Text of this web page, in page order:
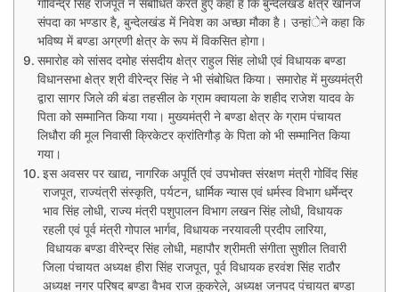
गोविन्द्र सिंह राजपूत ने संबोधित करते हुए कहा है कि बुन्देलखंड क्षेत्र खनिज
संपदा का भण्डार है, बुन्देलखंड में निवेश का अच्छा मौका है। उन्हांेने कहा कि
भविष्य में बण्डा अग्रणी क्षेत्र के रूप में विकसित होगा।
समारोह को सांसद दमोह संसदीय क्षेत्र राहुल सिंह लोधी एवं विधायक बण्डा
विधानसभा क्षेत्र श्री वीरेन्द्र सिंह ने भी संबोधित किया। समारोह में मुख्यमंत्री
द्वारा सागर जिले की बंडा तहसील के ग्राम क्वायला के शहीद राजेश यादव के
पिता को सम्मानित किया गया। मुख्यमंत्री ने बण्डा क्षेत्र के ग्राम पंचायत
लिधौरा की मूल निवासी क्रिकेटर क्रांतिगौड़ के पिता को भी सम्मानित किया
गया।
इस अवसर पर खाद्य, नागरिक अपूर्ति एवं उपभोक्त संरक्षण मंत्री गोविंद सिंह
राजपूत, राज्यंत्री संस्कृति, पर्यटन, धार्मिक न्यास एवं धर्मस्व विभाग धर्मेन्द्र
भाव सिंह लोधी, राज्य मंत्री पशुपालन विभाग लखन सिंह लोधी, विधायक
रहली एवं पूर्व मंत्री गोपाल भार्गव, विधायक नरयावली प्रदीप लारिया,
विधायक बण्डा वीरेन्द्र सिंह लोधी, महापौर श्रीमती संगीता सुशील तिवारी
जिला पंचायत अध्यक्ष हीरा सिंह राजपूत, पूर्व विधायक हरवंश सिंह राठौर
अध्यक्ष नगर परिषद बण्डा वैभव राज कुकरेले, अध्यक्ष जनपद पंचायत बण्डा